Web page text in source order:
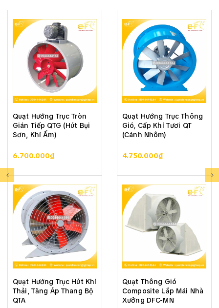
► Thông số kỹ thuật
• Sản phẩm: Quạt hướng trục phòng chống cháy nổ
• Thương hiệu quạt: Deton
• Xuất xứ: Trung Quốc / Chính hãng
• Tính năng chính: Thông gió, cấp gió, hút khí
• Công suất: 3000W
• Điện áp: 380V/50Hz
• Cột áp: 315Pa
• Đường kính cánh: Ø710mm
• Đường kính khung: Ø770/825mm
• Độ ồn: ≤ 78dB
• Trọng lượng: 80kg
• Sản phẩm được bảo hành 36 tháng
Quạt Hướng Trục Tròn
Gián Tiếp QTG (Hút Bụi
Sơn, Khí Ẩm)
6.700.000₫
Quạt Hướng Trục Hút Khí
Thải, Tăng Áp Thang Bộ
QTA
Quạt Hướng Trục Thông
Gió, Cấp Khí Tươi QT
(Cánh Nhôm)
4.750.000₫
Quạt Thông Gió
Composite Lắp Mái Nhà
Xưởng DFC-MN